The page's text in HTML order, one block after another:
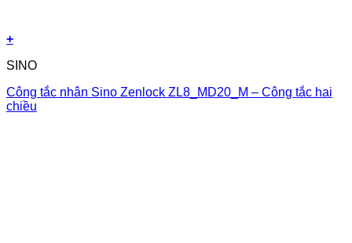
+
SINO
Công tắc nhân Sino Zenlock ZL8_MD20_M – Công tắc hai
chiều